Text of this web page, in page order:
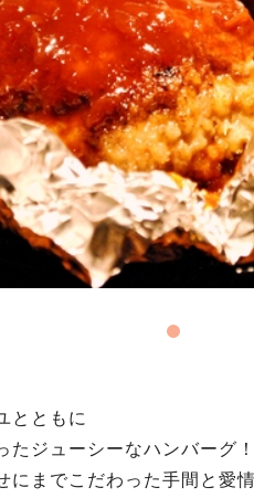
とともに
たジューシーなハンバーグ！
にまでこだわった手間と愛